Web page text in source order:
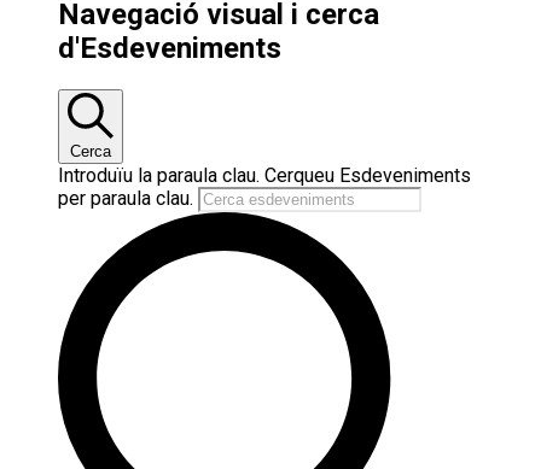
Navegació visual i cerca
d'Esdeveniments
Cerca
Introduïu la paraula clau. Cerqueu Esdeveniments
per paraula clau.